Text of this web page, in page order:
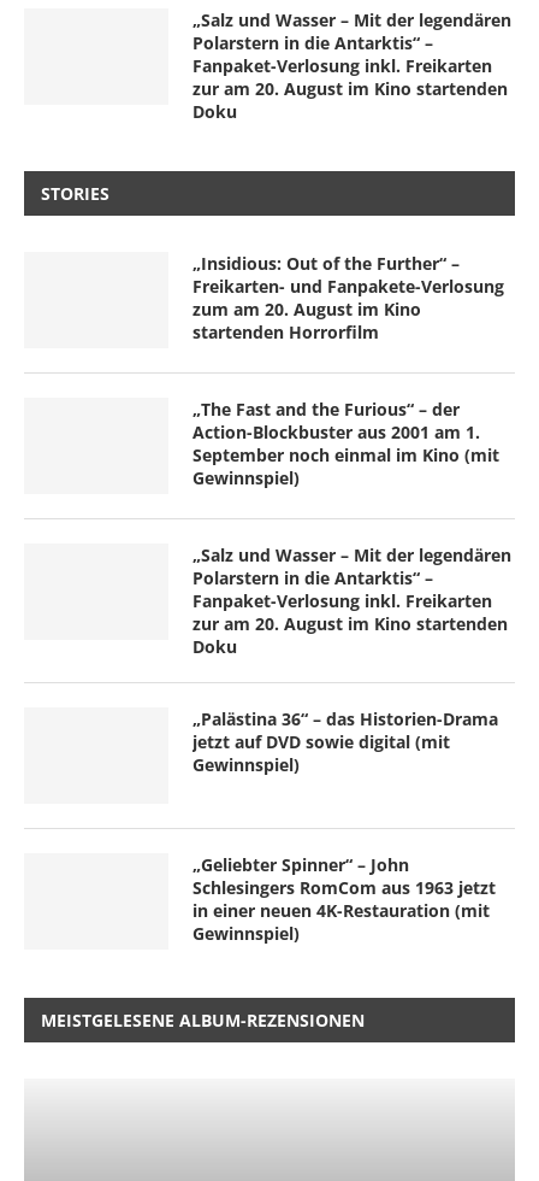
„Salz und Wasser – Mit der legendären
Polarstern in die Antarktis“ –
Fanpaket-Verlosung inkl. Freikarten
zur am 20. August im Kino startenden
Doku
STORIES
„Insidious: Out of the Further“ –
Freikarten- und Fanpakete-Verlosung
zum am 20. August im Kino
startenden Horrorfilm
„The Fast and the Furious“ – der
Action-Blockbuster aus 2001 am 1.
September noch einmal im Kino (mit
Gewinnspiel)
„Salz und Wasser – Mit der legendären
Polarstern in die Antarktis“ –
Fanpaket-Verlosung inkl. Freikarten
zur am 20. August im Kino startenden
Doku
„Palästina 36“ – das Historien-Drama
jetzt auf DVD sowie digital (mit
Gewinnspiel)
„Geliebter Spinner“ – John
Schlesingers RomCom aus 1963 jetzt
in einer neuen 4K-Restauration (mit
Gewinnspiel)
MEISTGELESENE ALBUM-REZENSIONEN